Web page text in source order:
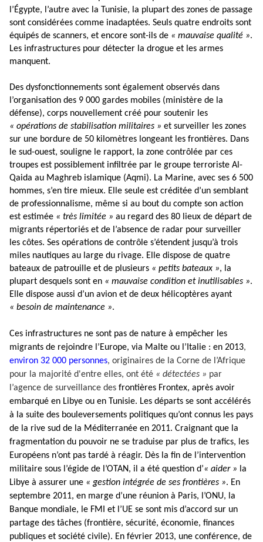
l’Égypte, l’autre avec la Tunisie, la plupart des zones de passage
sont considérées comme inadaptées. Seuls quatre endroits sont
équipés de scanners, et encore sont-ils de « mauvaise qualité ».
Les infrastructures pour détecter la drogue et les armes
manquent.
Des dysfonctionnements sont également observés dans
l’organisation des 9 000 gardes mobiles (ministère de la
défense), corps nouvellement créé pour soutenir les
« opérations de stabilisation militaires » et surveiller les zones
sur une bordure de 50 kilomètres longeant les frontières. Dans
le sud-ouest, souligne le rapport, la zone contrôlée par ces
troupes est possiblement infiltrée par le groupe terroriste Al-
Qaida au Maghreb islamique (Aqmi). La Marine, avec ses 6 500
hommes, s’en tire mieux. Elle seule est créditée d’un semblant
de professionnalisme, même si au bout du compte son action
est estimée « très limitée » au regard des 80 lieux de départ de
migrants répertoriés et de l’absence de radar pour surveiller
les côtes. Ses opérations de contrôle s’étendent jusqu’à trois
miles nautiques au large du rivage. Elle dispose de quatre
bateaux de patrouille et de plusieurs « petits bateaux », la
plupart desquels sont en « mauvaise condition et inutilisables ».
Elle dispose aussi d’un avion et de deux hélicoptères ayant
« besoin de maintenance ».
Ces infrastructures ne sont pas de nature à empêcher les
migrants de rejoindre l’Europe, via Malte ou l’Italie : en 2013,
environ 32 000 personnes, originaires de la Corne de l’Afrique
pour la majorité d'entre elles, ont été « détectées » par
l’agence de surveillance des frontières Frontex, après avoir
embarqué en Libye ou en Tunisie. Les départs se sont accélérés
à la suite des bouleversements politiques qu’ont connus les pays
de la rive sud de la Méditerranée en 2011. Craignant que la
fragmentation du pouvoir ne se traduise par plus de trafics, les
Européens n’ont pas tardé à réagir. Dès la fin de l’intervention
militaire sous l’égide de l’OTAN, il a été question d’« aider » la
Libye à assurer une « gestion intégrée de ses frontières ». En
septembre 2011, en marge d’une réunion à Paris, l’ONU, la
Banque mondiale, le FMI et l’UE se sont mis d’accord sur un
partage des tâches (frontière, sécurité, économie, finances
publiques et société civile). En février 2013, une conférence, de